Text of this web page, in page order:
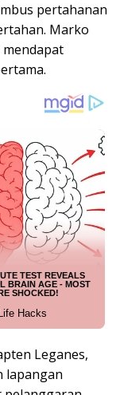
pertahanan
Marko
Leganes,
lapangan